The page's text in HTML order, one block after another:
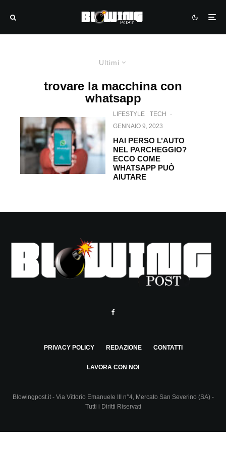
Ultimi
trovare la macchina con
whatsapp
LIFESTYLE TECH
·
GENNAIO 9, 2023
HAI PERSO L’AUTO
NEL PARCHEGGIO?
ECCO COME
WHATSAPP PUÒ
AIUTARE
PRIVACY POLICY REDAZIONE CONTATTI
LAVORA CON NOI
Blowingpost.it - Via Vittorio Emanuele III n°4, Mercato San Severino (SA) -
Tutti i Diritti Riservati